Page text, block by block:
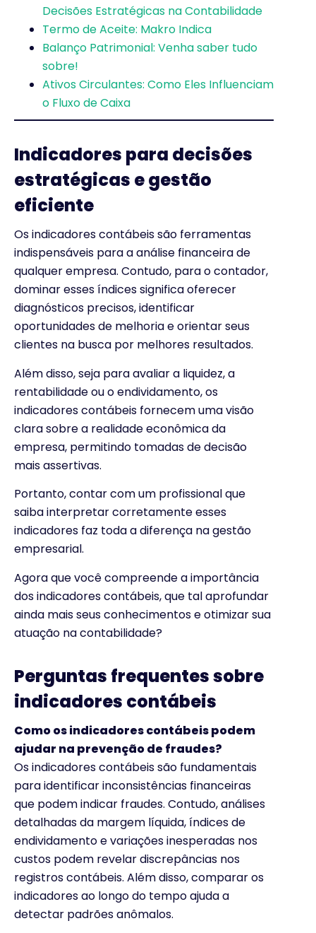
Decisões Estratégicas na Contabilidade
Termo de Aceite: Makro Indica
Balanço Patrimonial: Venha saber tudo
sobre!
Ativos Circulantes: Como Eles Influenciam
o Fluxo de Caixa
Indicadores para decisões
estratégicas e gestão
eficiente
Os indicadores contábeis são ferramentas
indispensáveis para a análise financeira de
qualquer empresa. Contudo, para o contador,
dominar esses índices significa oferecer
diagnósticos precisos, identificar
oportunidades de melhoria e orientar seus
clientes na busca por melhores resultados.
Além disso, seja para avaliar a liquidez, a
rentabilidade ou o endividamento, os
indicadores contábeis fornecem uma visão
clara sobre a realidade econômica da
empresa, permitindo tomadas de decisão
mais assertivas.
Portanto, contar com um profissional que
saiba interpretar corretamente esses
indicadores faz toda a diferença na gestão
empresarial.
Agora que você compreende a importância
dos indicadores contábeis, que tal aprofundar
ainda mais seus conhecimentos e otimizar sua
atuação na contabilidade?
Perguntas frequentes sobre
indicadores contábeis
Como os indicadores contábeis podem
ajudar na prevenção de fraudes?
Os indicadores contábeis são fundamentais
para identificar inconsistências financeiras
que podem indicar fraudes. Contudo, análises
detalhadas da margem líquida, índices de
endividamento e variações inesperadas nos
custos podem revelar discrepâncias nos
registros contábeis. Além disso, comparar os
indicadores ao longo do tempo ajuda a
detectar padrões anômalos.